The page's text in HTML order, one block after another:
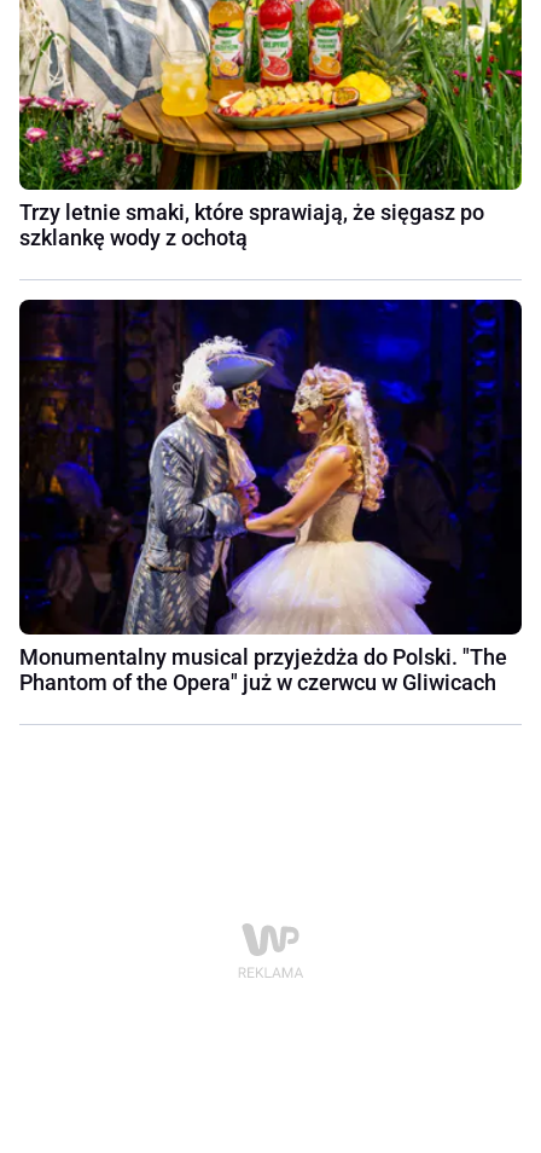
Trzy letnie smaki, które sprawiają, że sięgasz po
szklankę wody z ochotą
Monumentalny musical przyjeżdża do Polski. "The
Phantom of the Opera" już w czerwcu w Gliwicach